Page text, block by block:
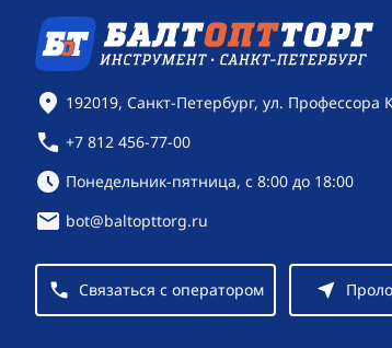
Контактная информация
192019, Санкт-Петербург, ул. Профессора
+7 812 456-77-00
Режим работы:
Понедельник-пятница, с 8:00 до 18:00
bot@baltopttorg.ru
Связаться с оператором